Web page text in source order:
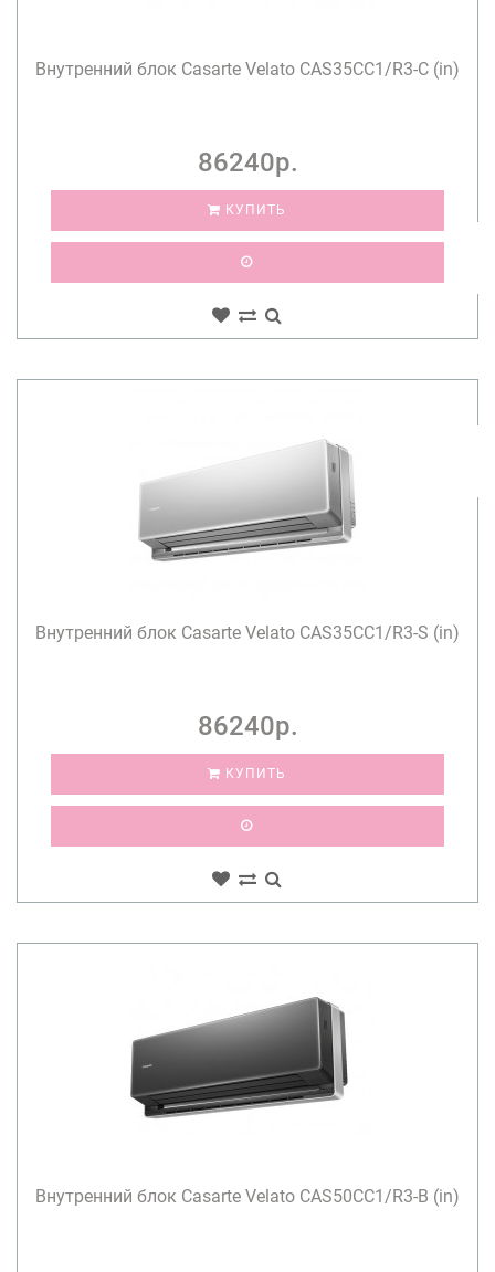
Внутренний блок Casarte Velato CAS35CC1/R3-C (in)
86240р.
КУПИТЬ
Внутренний блок Casarte Velato CAS35CC1/R3-S (in)
86240р.
КУПИТЬ
Внутренний блок Casarte Velato CAS50CC1/R3-B (in)